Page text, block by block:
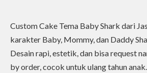
Custom Cake Tema Baby Shark dari
karakter Baby, Mommy, dan Daddy
Desain rapi, estetik, dan bisa request
by order, cocok untuk ulang tahun anak.